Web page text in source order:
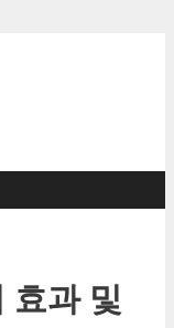
효과 및